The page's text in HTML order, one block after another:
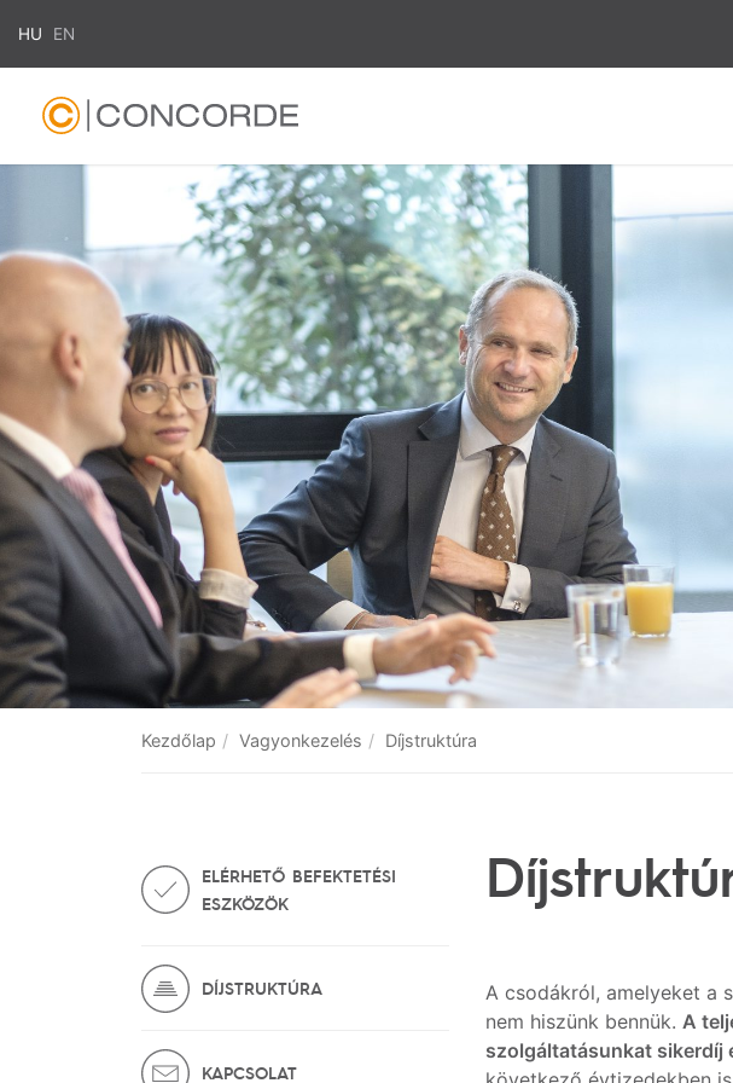
HU EN
Kezdőlap Vagyonkezelés Díjstruktúra
ELÉRHETŐ BEFEKTETÉSI
ESZKÖZÖK
DÍJSTRUKTÚRA
KAPCSOLAT
A csodákról, amelyeket a
nem hiszünk bennük. A
szolgáltatásunkat sikerdíj